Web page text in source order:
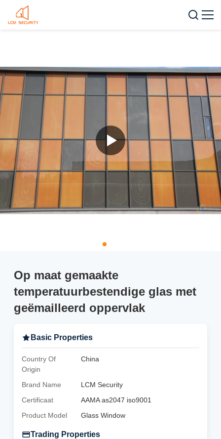
Op maat gemaakte
temperatuurbestendige glas met
geëmailleerd oppervlak
Basic Properties
Country Of
Origin
China
Brand Name
LCM Security
Certificaat
AAMA as2047 iso9001
Product Model
Glass Window
Trading Properties